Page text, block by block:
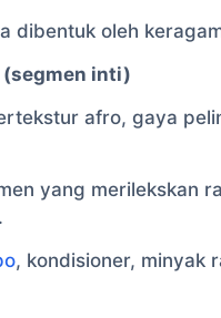
dibentuk oleh
(segmen inti)
afro, gaya
yang merilekskan
, kondisioner, minyak